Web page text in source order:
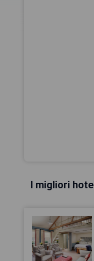
I migliori